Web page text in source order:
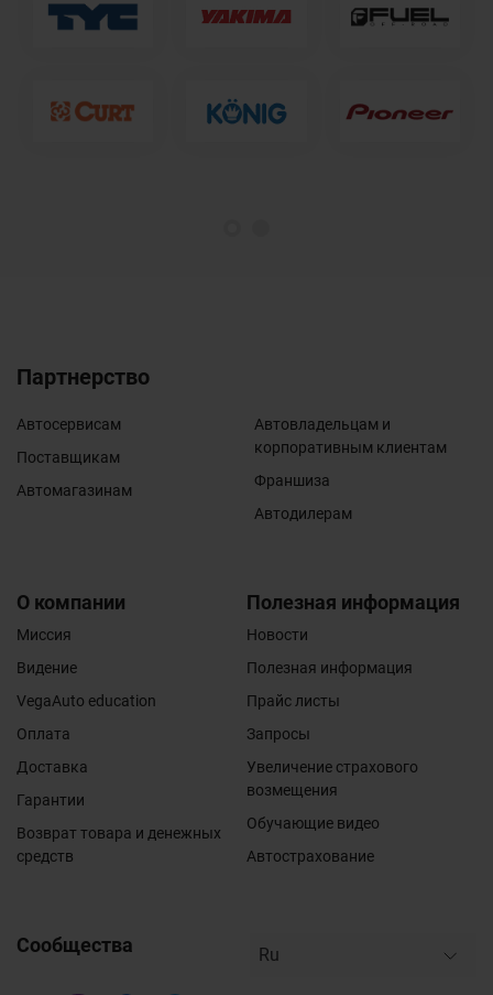
Партнерство
Автосервисам
Поставщикам
Автомагазинам
Автовладельцам и
корпоративным клиентам
Франшиза
Автодилерам
О компании
Миссия
Видение
VegaAuto education
Оплата
Доставка
Гарантии
Возврат товара и денежных
средств
Полезная информация
Новости
Полезная информация
Прайс листы
Запросы
Увеличение страхового
возмещения
Обучающие видео
Автострахование
Сообщества